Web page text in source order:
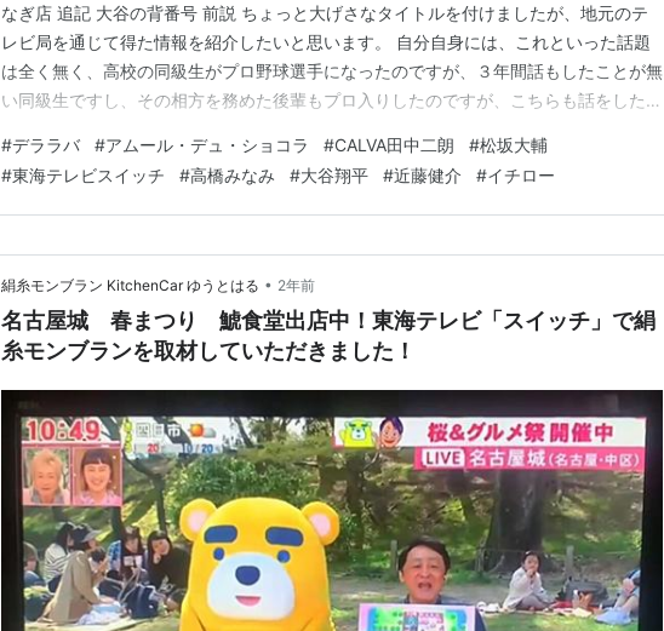
なぎ店 追記 大谷の背番号 前説 ちょっと大げさなタイトルを付けましたが、地元のテ
レビ局を通じて得た情報を紹介したいと思います。 自分自身には、これといった話題
は全く無く、高校の同級生がプロ野球選手になったのですが、３年間話もしたことが無
い同級生ですし、その相方を務めた後輩もプロ入りしたのですが、こちらも話をしたこ
ソフトボールで、小生がピッチャーをやり、外野フライに打ち取ったという証明できな
いエピソードしかありません。 イチロー氏は愛知県…
#デララバ #アムール・デュ・ショコラ #CALVA田中二朗 #松坂大輔
#東海テレビスイッチ #高橋みなみ #大谷翔平 #近藤健介 #イチロー
絹糸モンブラン KitchenCar ゆうとはる • 2年前
名古屋城 春まつり 鯱食堂出店中！東海テレビ「スイッチ」で絹
糸モンブランを取材していただきました！